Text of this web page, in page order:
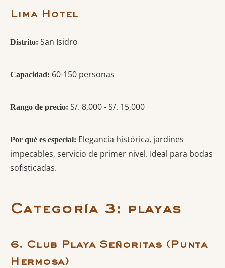
Lima Hotel
Distrito: San Isidro
Capacidad: 60-150 personas
Rango de precio: S/. 8,000 - S/. 15,000
Por qué es especial: Elegancia histórica, jardines
impecables, servicio de primer nivel. Ideal para bodas
sofisticadas.
Categoría 3: playas
6. Club Playa Señoritas (Punta
Hermosa)